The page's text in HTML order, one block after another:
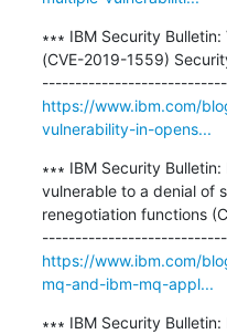
∗∗∗ IBM Security
(CVE-2019-1559)
https://www.ibm.com/
vulnerability-in-opens...
∗∗∗ IBM Security
vulnerable to a denial of
renegotiation functions
https://www.ibm.com/
mq-and-ibm-mq-appl...
∗∗∗ IBM Security